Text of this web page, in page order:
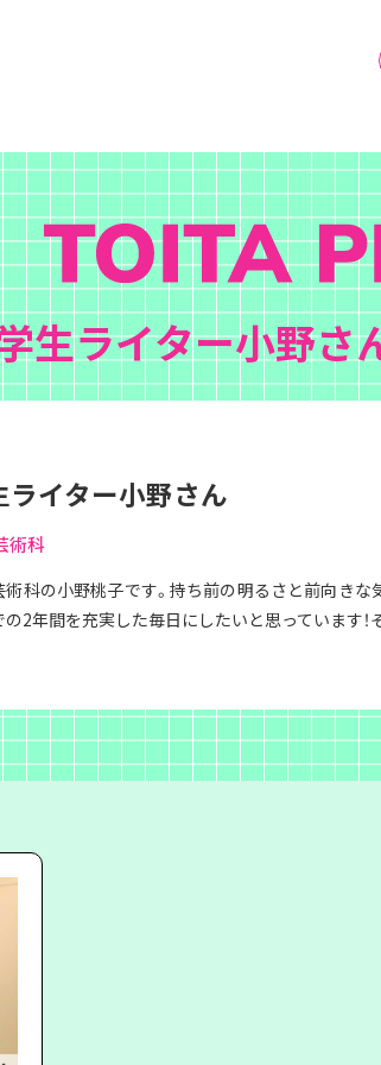
生ライター小野さ
ライター小野さん
術科
術科の小野桃子です。持ち前の明るさと前向き
2年間を充実した毎日にしたいと思っています